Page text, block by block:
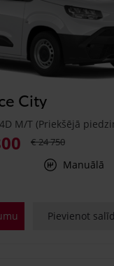
City
M/T (Priekšējā
€ 24 750
Manuālā
Pievienot